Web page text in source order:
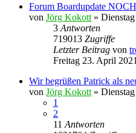
Forum Boardupdate
von Jörg Kokott »
3 Antworten
719013 Zugriffe
Letzter Beitrag von
Freitag 23. April
Wir begrüßen Patrick als
von Jörg Kokott »
1
2
11 Antworten